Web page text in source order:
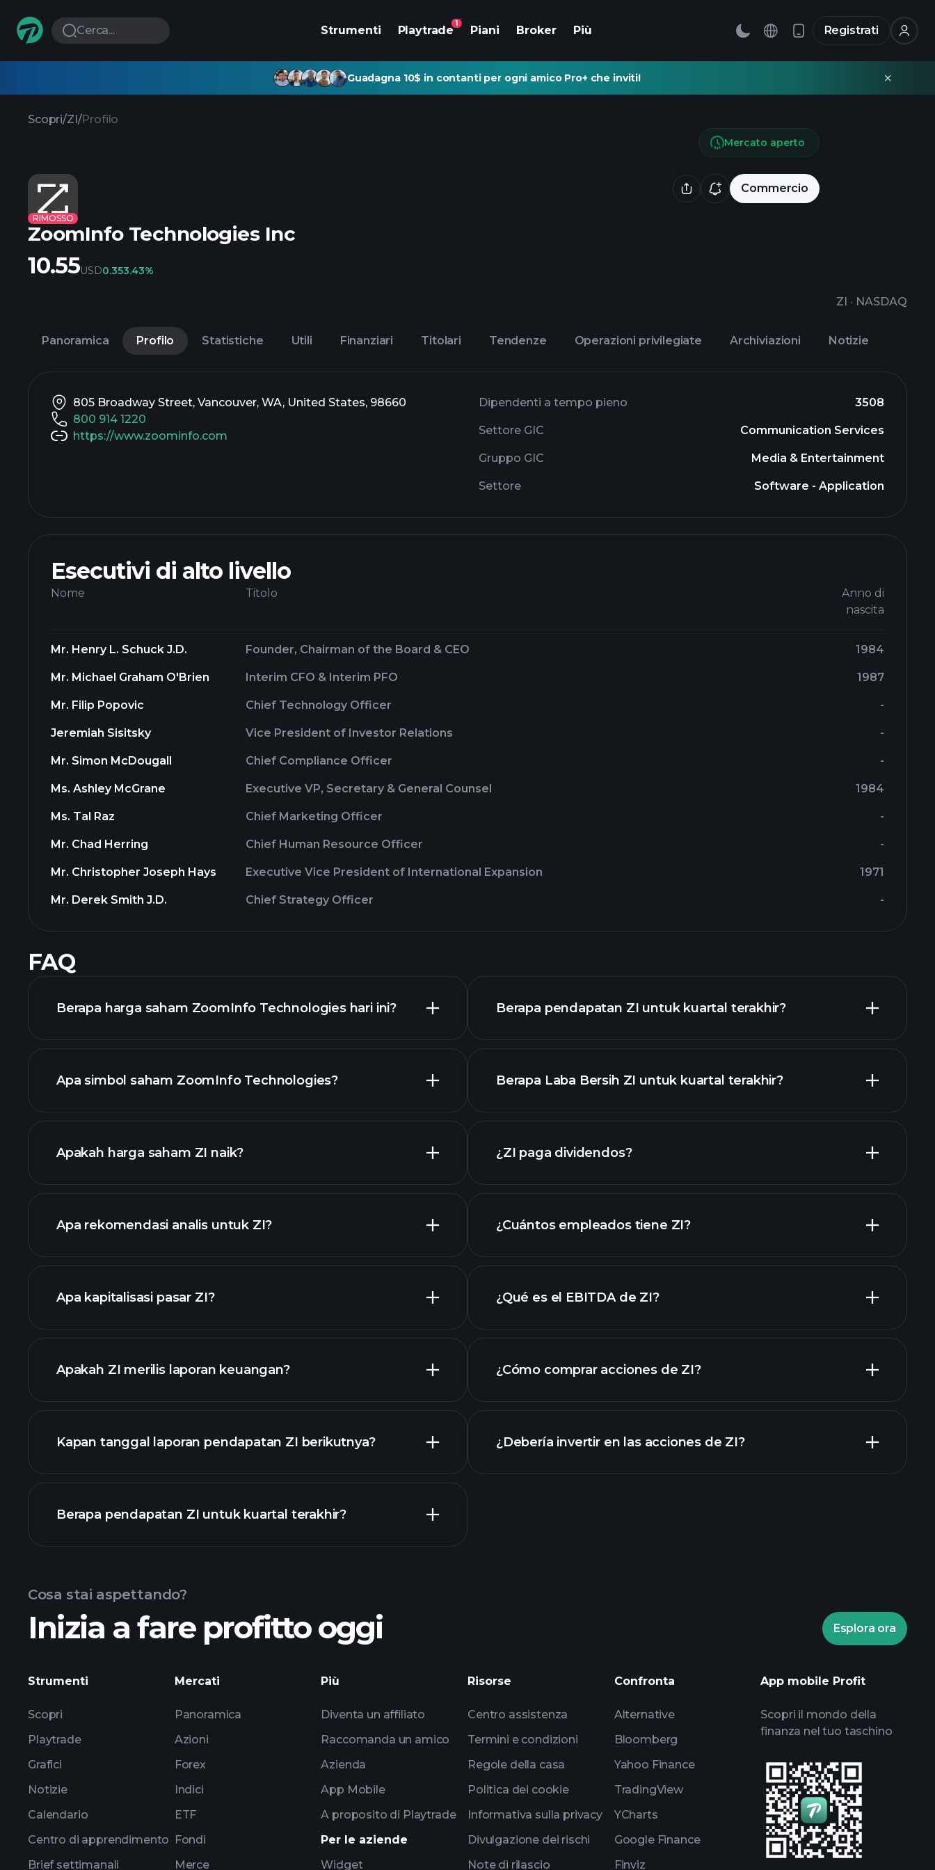
Cerca... Strumenti Playtrade
1
Piani Broker Più Registrati
Guadagna 10$ in contanti per ogni amico Pro+ che inviti!
Scopri/ZI/Profilo
RIMOSSO
Commercio
ZoomInfo Technologies Inc
ZI · NASDAQ
Mercato aperto
10.55USD0.353.43%
Panoramica Profilo Statistiche Utili Finanziari Titolari Tendenze Operazioni privilegiate Archiviazioni Notizie
805 Broadway Street, Vancouver, WA, United States, 98660
800 914 1220
https://www.zoominfo.com
Dipendenti a tempo pieno 3508
Settore GIC Communication Services
Gruppo GIC Media & Entertainment
Settore Software - Application
Esecutivi di alto livello
Nome Titolo
Anno di
nascita
Mr. Henry L. Schuck J.D. Founder, Chairman of the Board & CEO 1984
Mr. Michael Graham O'Brien Interim CFO & Interim PFO 1987
Mr. Filip Popovic Chief Technology Officer -
Jeremiah Sisitsky Vice President of Investor Relations -
Mr. Simon McDougall Chief Compliance Officer -
Ms. Ashley McGrane Executive VP, Secretary & General Counsel 1984
Ms. Tal Raz Chief Marketing Officer -
Mr. Chad Herring Chief Human Resource Officer -
Mr. Christopher Joseph Hays Executive Vice President of International Expansion 1971
Mr. Derek Smith J.D. Chief Strategy Officer -
FAQ
Berapa harga saham ZoomInfo Technologies hari ini?
grafik lanjutan
Apa simbol saham ZoomInfo Technologies?
Apakah harga saham ZI naik?
grafik
Apa rekomendasi analis untuk ZI?
Apa kapitalisasi pasar ZI?
daftar saham kami
Apakah ZI merilis laporan keuangan?
keuangan ZI
Kapan tanggal laporan pendapatan ZI berikutnya?
Kalender
Berapa pendapatan ZI untuk kuartal terakhir?
pendapatan ZI
Berapa pendapatan ZI untuk kuartal terakhir?
laporan
Berapa Laba Bersih ZI untuk kuartal terakhir?
laporan keuangan ZI
¿ZI paga dividendos?
acciones de alto dividendo
¿Cuántos empleados tiene ZI?
¿Qué es el EBITDA de ZI?
rapporti finanziari
¿Cómo comprar acciones de ZI?
¿Debería invertir en las acciones de ZI?
torneos Playtrade
listas de seguimiento
portafolios de los
Cosa stai aspettando?
Inizia a fare profitto oggi Esplora ora
Strumenti
Scopri
Playtrade
Grafici
Notizie
Calendario
Centro di apprendimento
Brief settimanali
Mercati
Panoramica
Azioni
Forex
Indici
ETF
Fondi
Merce
Più
Diventa un affiliato
Raccomanda un amico
Azienda
App Mobile
A proposito di Playtrade
Per le aziende
Widget
Risorse
Centro assistenza
Termini e condizioni
Regole della casa
Politica dei cookie
Informativa sulla privacy
Divulgazione dei rischi
Note di rilascio
Confronta
Alternative
Bloomberg
Yahoo Finance
TradingView
YCharts
Google Finance
Finviz
App mobile Profit
Scopri il mondo della
finanza nel tuo taschino